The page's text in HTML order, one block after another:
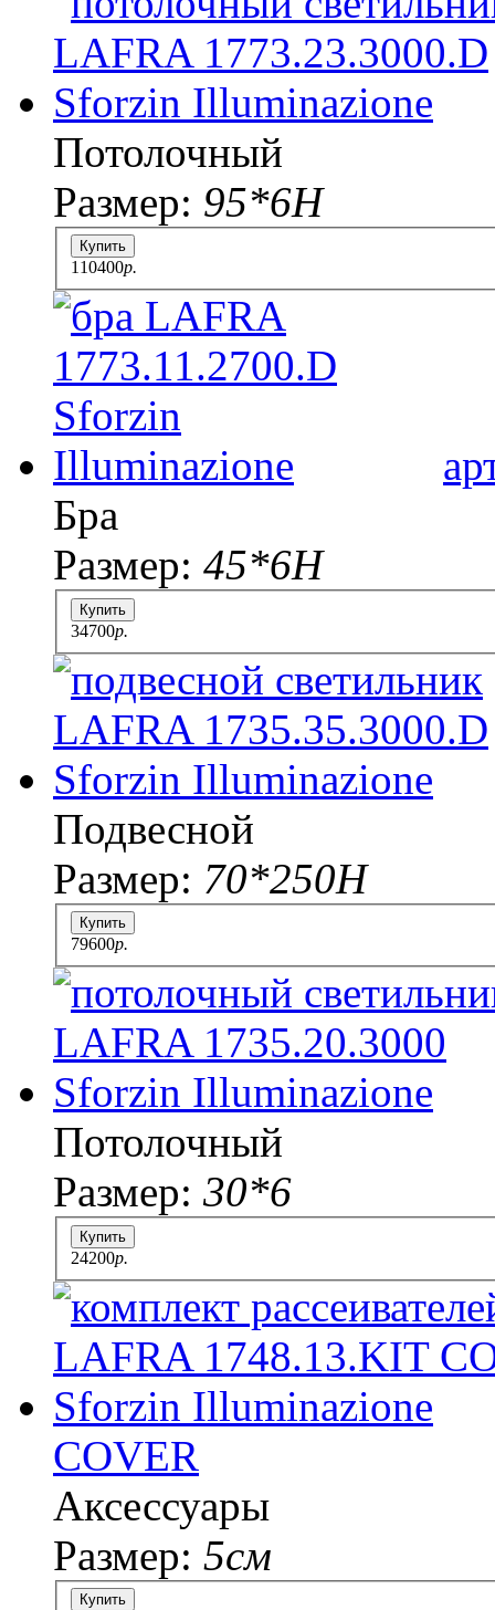
Потолочный
Размер: 95*6H
Купить
110400p.
Бра
Размер: 45*6H
Купить
34700p.
Подвесной
Размер: 70*250H
Купить
79600p.
Потолочный
Размер: 30*6
Купить
24200p.
COVER
Аксессуары
Размер: 5см
Купить